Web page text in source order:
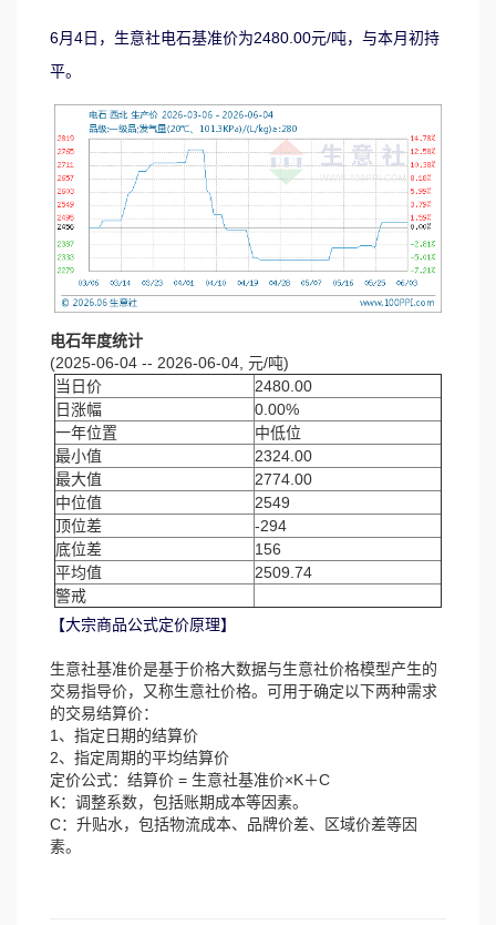
6月4日，生意社电石基准价为2480.00元/吨，与本月初持
平。
电石年度统计
(2025-06-04 -- 2026-06-04, 元/吨)
当日价
2480.00
日涨幅
0.00%
一年位置
中低位
最小值
2324.00
最大值
2774.00
中位值
2549
顶位差
-294
底位差
156
平均值
2509.74
警戒
【大宗商品公式定价原理】
生意社基准价是基于价格大数据与生意社价格模型产生的
交易指导价，又称生意社价格。可用于确定以下两种需求
的交易结算价：
1、指定日期的结算价
2、指定周期的平均结算价
定价公式：结算价 = 生意社基准价×K＋C
K：调整系数，包括账期成本等因素。
C：升贴水，包括物流成本、品牌价差、区域价差等因
素。